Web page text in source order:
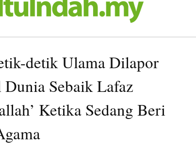
detik Ulama Dilapor
Sebaik Lafaz
Ketika Sedang Beri